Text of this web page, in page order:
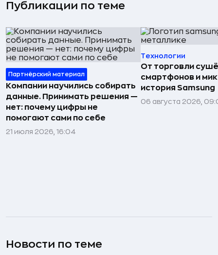
Публикации по теме
Партнёрский материал
Компании научились собирать
данные. Принимать решения —
нет: почему цифры не
помогают сами по себе
21 июля 2026, 16:04
Технологии
От торговли
смартфонов и
история Samsung
06 августа 2026,
Новости по теме